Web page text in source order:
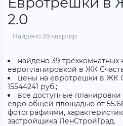
2.0
Найдено 39 квартир
найдено 39 трехкомнатных
европланировкой в ЖК
цены на евротрешки в ЖК
15544241 руб.;
все доступные
евро общей площадью от
фотографиями,
застройщика ЛенСтройГрад.